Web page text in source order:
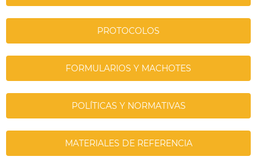
PROTOCOLOS
FORMULARIOS Y MACHOTES
POLÍTICAS Y NORMATIVAS
MATERIALES DE REFERENCIA